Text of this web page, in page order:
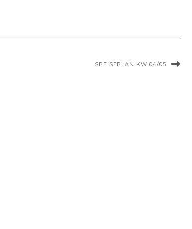
SPEISEPLAN KW 04/05